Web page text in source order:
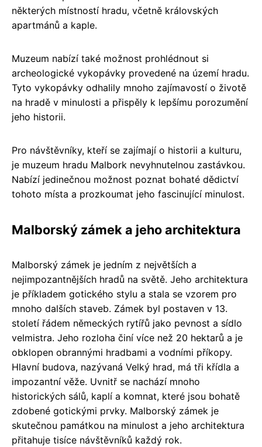
některých místností hradu, včetně královských
apartmánů a kaple.
Muzeum nabízí také možnost prohlédnout si
archeologické vykopávky provedené na území hradu.
Tyto vykopávky odhalily mnoho zajímavostí o životě
na hradě v minulosti a přispěly k lepšímu porozumění
jeho historii.
Pro návštěvníky, kteří se zajímají o historii a kulturu,
je muzeum hradu Malbork nevyhnutelnou zastávkou.
Nabízí jedinečnou možnost poznat bohaté dědictví
tohoto místa a prozkoumat jeho fascinující minulost.
Malborský zámek a jeho architektura
Malborský zámek je jedním z největších a
nejimpozantnějších hradů na světě. Jeho architektura
je příkladem gotického stylu a stala se vzorem pro
mnoho dalších staveb. Zámek byl postaven v 13.
století řádem německých rytířů jako pevnost a sídlo
velmistra. Jeho rozloha činí více než 20 hektarů a je
obklopen obrannými hradbami a vodními příkopy.
Hlavní budova, nazývaná Velký hrad, má tři křídla a
impozantní věže. Uvnitř se nachází mnoho
historických sálů, kaplí a komnat, které jsou bohatě
zdobené gotickými prvky. Malborský zámek je
skutečnou památkou na minulost a jeho architektura
přitahuje tisíce návštěvníků každý rok.